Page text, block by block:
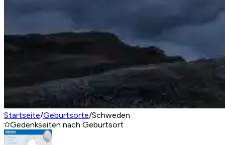
Startseite/Geburtsorte/Schweden
Gedenkseiten nach Geburtsort